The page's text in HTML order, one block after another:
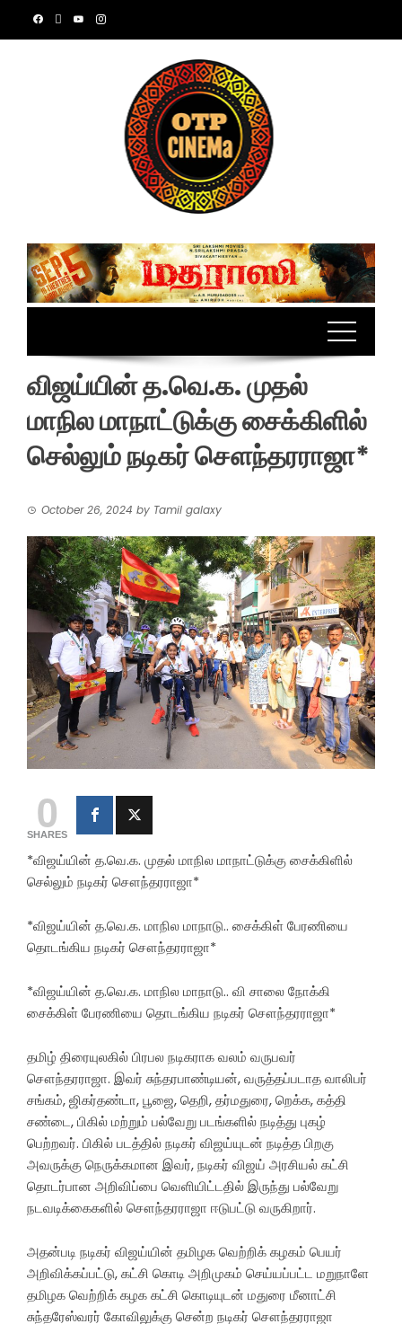
விஜய்யின் த.வெ.க. முதல்
மாநில மாநாட்டுக்கு சைக்கிளில்
செல்லும் நடிகர் சௌந்தரராஜா*
October 26, 2024 by Tamil galaxy
0
SHARES
*விஜய்யின் த.வெ.க. முதல் மாநில மாநாட்டுக்கு சைக்கிளில்
செல்லும் நடிகர் சௌந்தரராஜா*
*விஜய்யின் த.வெ.க. மாநில மாநாடு.. சைக்கிள் பேரணியை
தொடங்கிய நடிகர் சௌந்தரராஜா*
*விஜய்யின் த.வெ.க. மாநில மாநாடு.. வி சாலை நோக்கி
சைக்கிள் பேரணியை தொடங்கிய நடிகர் சௌந்தரராஜா*
தமிழ் திரையுலகில் பிரபல நடிகராக வலம் வருபவர்
சௌந்தரராஜா. இவர் சுந்தரபாண்டியன், வருத்தப்படாத வாலிபர்
சங்கம், ஜிகர்தண்டா, பூஜை, தெறி, தர்மதுரை, றெக்க, கத்தி
சண்டை, பிகில் மற்றும் பல்வேறு படங்களில் நடித்து புகழ்
பெற்றவர். பிகில் படத்தில் நடிகர் விஜய்யுடன் நடித்த பிறகு
அவருக்கு நெருக்கமான இவர், நடிகர் விஜய் அரசியல் கட்சி
தொடர்பான அறிவிப்பை வெளியிட்டதில் இருந்து பல்வேறு
நடவடிக்கைகளில் சௌந்தரராஜா ஈடுபட்டு வருகிறார்.
அதன்படி நடிகர் விஜய்யின் தமிழக வெற்றிக் கழகம் பெயர்
அறிவிக்கப்பட்டு, கட்சி கொடி அறிமுகம் செய்யப்பட்ட மறுநாளே
தமிழக வெற்றிக் கழக கட்சி கொடியுடன் மதுரை மீனாட்சி
சுந்தரேஸ்வரர் கோவிலுக்கு சென்ற நடிகர் சௌந்தரராஜா